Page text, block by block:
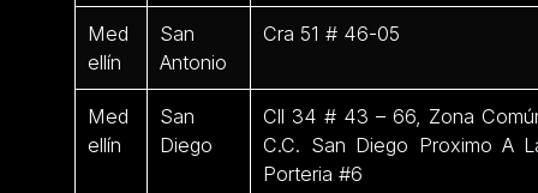
Med
ellín
San
Antonio
Cra 51 # 46-05
Med
ellín
San
Diego
Cll 34 # 43 – 66, Zona
C.C. San Diego Proximo A
Porteria #6